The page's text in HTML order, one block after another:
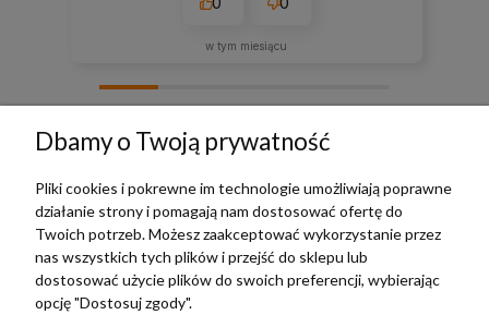
w tym miesiącu
TERRADECO
BAZA WIEDZY
Dbamy o Twoją prywatność
Pliki cookies i pokrewne im technologie umożliwiają poprawne
działanie strony i pomagają nam dostosować ofertę do
Twoich potrzeb. Możesz zaakceptować wykorzystanie przez
nas wszystkich tych plików i przejść do sklepu lub
dostosować użycie plików do swoich preferencji, wybierając
opcję "Dostosuj zgody".